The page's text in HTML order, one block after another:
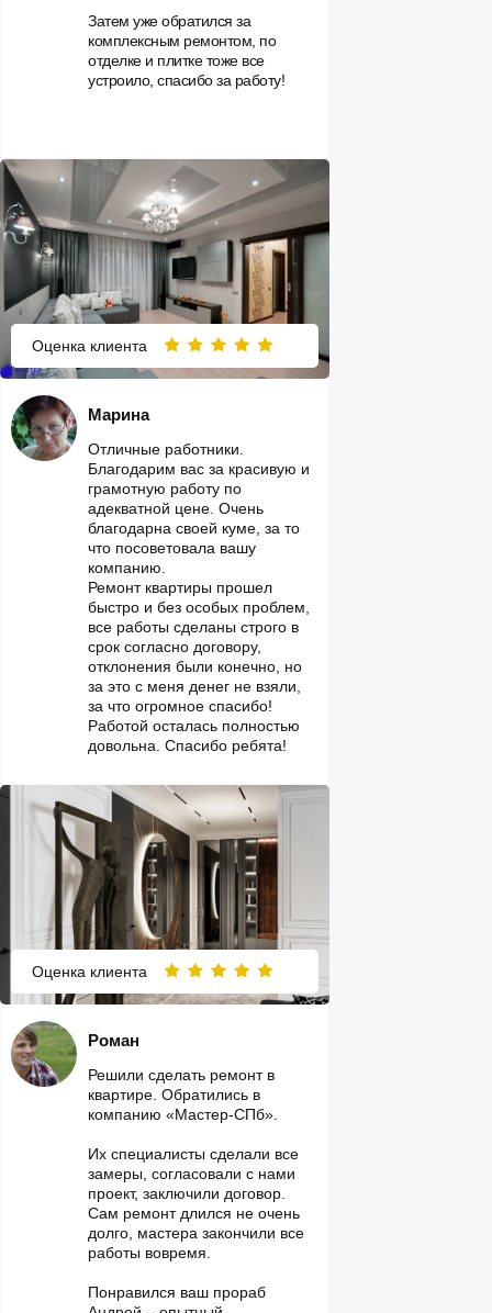
Затем уже обратился за
комплексным ремонтом, по
отделке и плитке тоже все
устроило, спасибо за работу!
Оценка клиента
Отличные работники.
Благодарим вас за красивую и
грамотную работу по
адекватной цене. Очень
благодарна своей куме, за то
что посоветовала вашу
компанию.
Ремонт квартиры прошел
быстро и без особых проблем,
все работы сделаны строго в
срок согласно договору,
отклонения были конечно, но
за это с меня денег не взяли,
за что огромное спасибо!
Работой осталась полностью
довольна. Спасибо ребята!
Марина
Оценка клиента
Решили сделать ремонт в
квартире. Обратились в
компанию «Мастер-СПб».
Их специалисты сделали все
замеры, согласовали с нами
проект, заключили договор.
Сам ремонт длился не очень
долго, мастера закончили все
работы вовремя.
Понравился ваш прораб
Роман